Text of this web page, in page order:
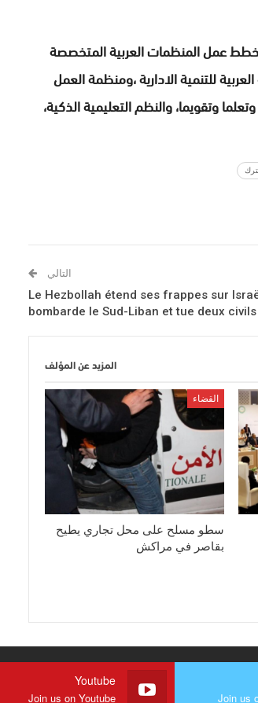
عمل المنظمات العربية المتخصصة
للتنمية الادارية ،ومنظمة العمل
وتقويما، والنظم التعليمية الذكية،
التالي
Le Hezbollah étend ses frappes sur
bombarde le Sud-Liban et tue deux civils
المزيد عن المؤلف
القضاء
سطو مسلح على محل تجاري يطيح
بقاصر في مراكش
Join us
Youtube
Join us on Youtube